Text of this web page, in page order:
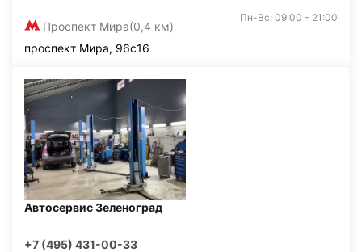
Проспект Мира(0,4 км)
Пн-Вс: 09:00 - 21:00
проспект Мира, 96с16
Автосервис Зеленоград
+7 (495) 431-00-33